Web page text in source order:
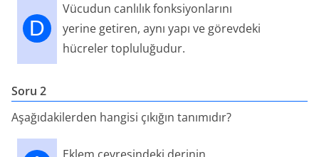
D
Vücudun canlılık fonksiyonlarını
yerine getiren, aynı yapı ve görevdeki
hücreler topluluğudur.
Soru 2
Aşağıdakilerden hangisi çıkığın tanımıdır?